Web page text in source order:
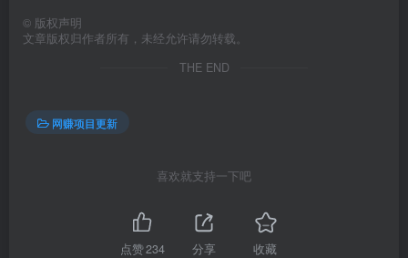
© 版权声明
文章版权归作者所有，未经允许请勿转载。
THE END
网赚项目更新
喜欢就支持一下吧
点赞234 分享 收藏